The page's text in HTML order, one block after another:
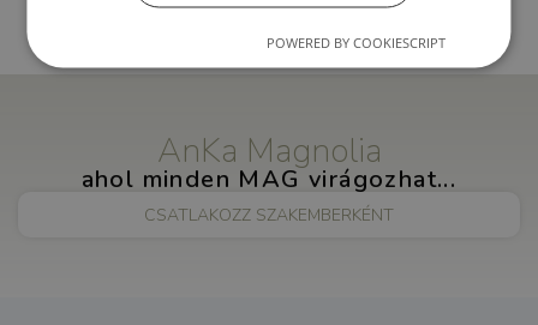
AnKa Magnolia
ahol minden MAG virágozhat...
CSATLAKOZZ SZAKEMBERKÉNT
POWERED BY COOKIESCRIPT